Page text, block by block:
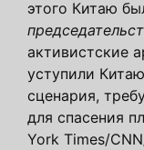
этого Китаю
активистские
уступили
сценария,
для спасения
York Times/